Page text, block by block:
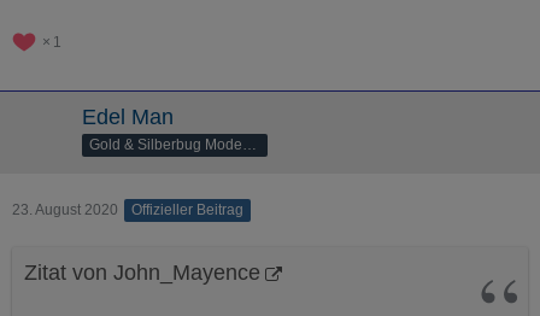
1
Edel Man
Gold & Silberbug Moderator
23. August 2020 Offizieller Beitrag
Zitat von John_Mayence